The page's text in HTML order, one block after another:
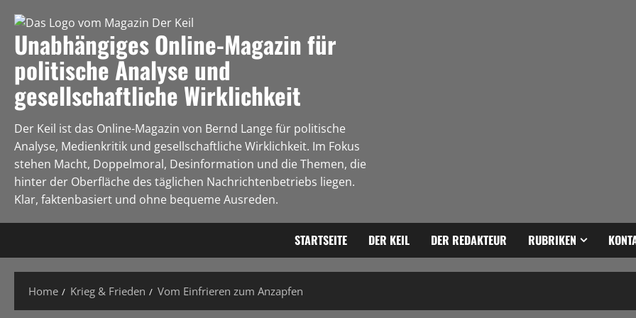
Unabhängiges Online-Magazin für
politische Analyse und
gesellschaftliche Wirklichkeit
Der Keil ist das Online-Magazin von Bernd Lange für politische
Analyse, Medienkritik und gesellschaftliche Wirklichkeit. Im Fokus
stehen Macht, Doppelmoral, Desinformation und die Themen, die
hinter der Oberfläche des täglichen Nachrichtenbetriebs liegen.
Klar, faktenbasiert und ohne bequeme Ausreden.
STARTSEITE DER KEIL DER REDAKTEUR RUBRIKEN
Home Krieg & Frieden Vom Einfrieren zum Anzapfen